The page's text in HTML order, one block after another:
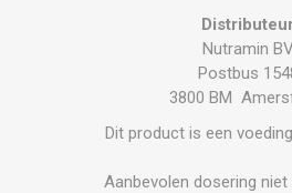
Nutramin BV
Postbus
3800 BM
Dit product is een
Aanbevolen dosering niet